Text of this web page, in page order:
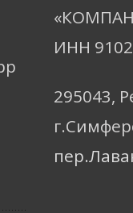
ИНН
295043,